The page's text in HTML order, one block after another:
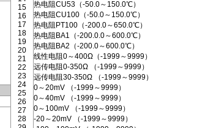
15
16
17
18
19
20
21
22
23
24
25
26
27
28
热电阻CU53（-50.0～150.0℃）
热电阻CU100（-50.0～150.0℃）
热电阻PT100（-200.0～650.0℃）
热电阻BA1（-200.0.0～600.0℃）
热电阻BA2（-200.0～600.0℃）
线性电阻0～400Ω（-1999～9999）
远传电阻0-350Ω （-1999～9999）
远传电阻30-350Ω （-1999～9999）
0～20mV （-1999～9999）
0～40mV （-1999～9999）
0～100mV （-1999～9999）
-20～20mV （-1999～9999）